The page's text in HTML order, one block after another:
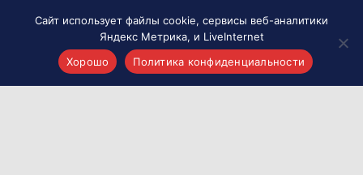
Сайт использует файлы cookie, сервисы веб-аналитики
Яндекс Метрика, и LiveInternet
Хорошо
Политика конфиденциальности